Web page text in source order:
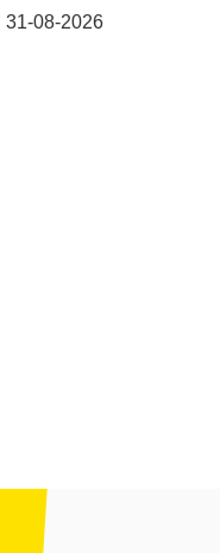
31-08-2026